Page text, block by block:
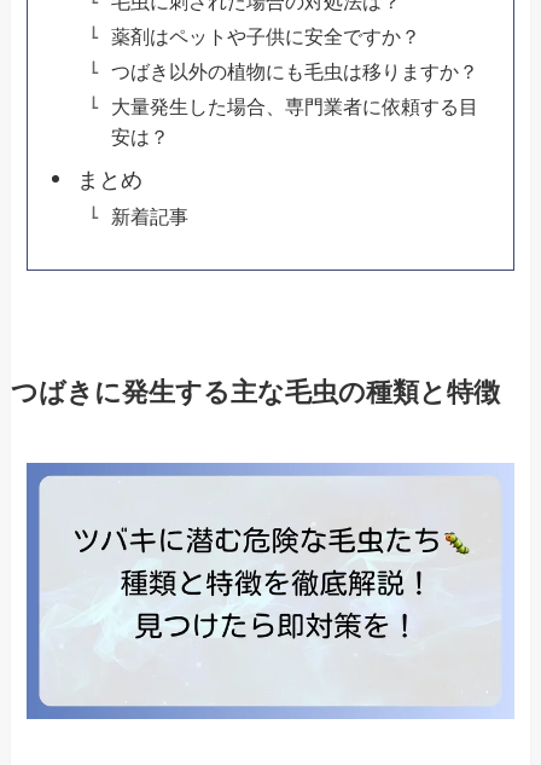
薬剤はペットや子供に安全ですか？
つばき以外の植物にも毛虫は移りますか？
大量発生した場合、専門業者に依頼する目
安は？
まとめ
新着記事
つばきに発生する主な毛虫の種類と特徴